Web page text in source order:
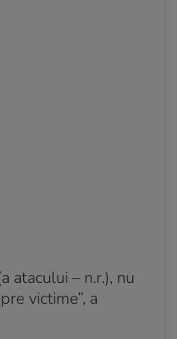
atacului – n.r.), nu
victime”, a